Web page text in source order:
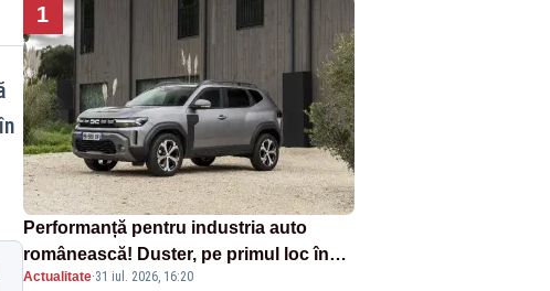
1
Performanță pentru industria auto
românească! Duster, pe primul loc în
topul vânzărilor din Ucraina
Actualitate·31 iul. 2026, 16:20